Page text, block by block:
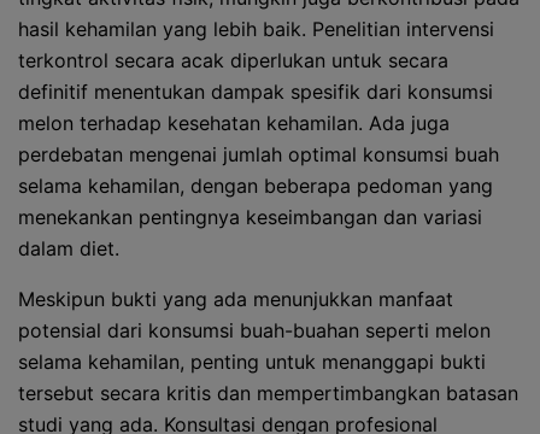
hasil kehamilan yang lebih baik. Penelitian intervensi
terkontrol secara acak diperlukan untuk secara
definitif menentukan dampak spesifik dari konsumsi
melon terhadap kesehatan kehamilan. Ada juga
perdebatan mengenai jumlah optimal konsumsi buah
selama kehamilan, dengan beberapa pedoman yang
menekankan pentingnya keseimbangan dan variasi
dalam diet.
Meskipun bukti yang ada menunjukkan manfaat
potensial dari konsumsi buah-buahan seperti melon
selama kehamilan, penting untuk menanggapi bukti
tersebut secara kritis dan mempertimbangkan batasan
studi yang ada. Konsultasi dengan profesional